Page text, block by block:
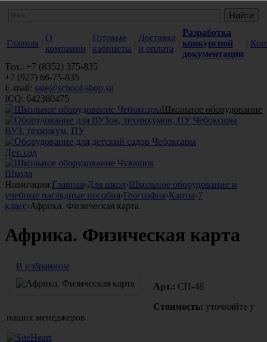
Главная |
О
компании
|
Готовые
кабинеты
|
Доставка
и оплата
|
Разработка
конкурсной
документации
|
Тел.: +7 (8352) 375-835
+7 (927) 66-75-835
E-mail: sale@school-shop.su
ICQ: 642380475
Школьное оборудование
ВУЗ, техникум, ПУ
Дет. сад
Школа
Навигация:Главная›Для школ›Школьное оборудование и
учебные наглядные пособия›География›Карты›7
класс›Африка. Физическая карта
Африка. Физическая карта
В избранном
Арт.: СП-48
Стоимость: уточняйте у
наших менеджеров